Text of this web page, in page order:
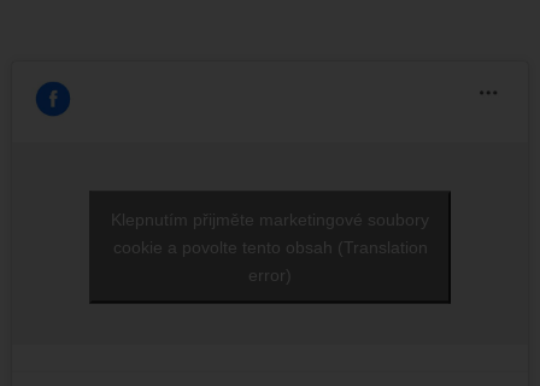
Klepnutím přijměte marketingové soubory
cookie a povolte tento obsah (Translation
error)